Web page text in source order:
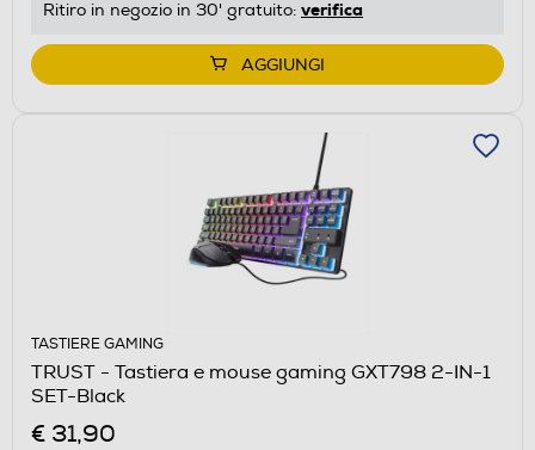
Ritiro in negozio in 30' gratuito: verifica
AGGIUNGI
TASTIERE GAMING
TRUST - Tastiera e mouse gaming GXT798 2-IN-1
SET-Black
€ 31,90